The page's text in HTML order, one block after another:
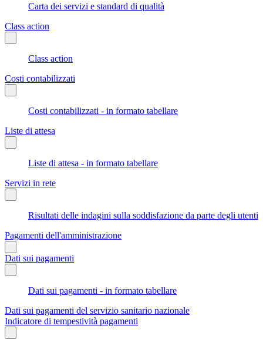
Carta dei servizi e standard di qualità
Class action
Class action
Costi contabilizzati
Costi contabilizzati - in formato tabellare
Liste di attesa
Liste di attesa - in formato tabellare
Servizi in rete
Risultati delle indagini sulla soddisfazione da parte degli utenti
Pagamenti dell'amministrazione
Dati sui pagamenti
Dati sui pagamenti - in formato tabellare
Dati sui pagamenti del servizio sanitario nazionale
Indicatore di tempestività pagamenti